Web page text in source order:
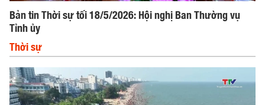
Bản tin Thời sự tối 18/5/2026: Hội nghị Ban Thường vụ
Tỉnh ủy
Thời sự